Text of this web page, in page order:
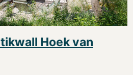
Hoek van